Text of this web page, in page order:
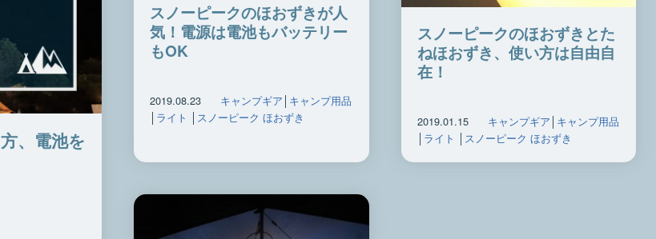
、電池を
スノーピークのほおずきが人
気！電源は電池もバッテリー
もOK
2019.08.23 キャンプギア キャンプ用品
ライト スノーピーク ほおずき
スノーピークのほおずきとた
ねほおずき、使い方は自由自
在！
2019.01.15 キャンプギア │ キャンプ用品
│ ライト │ スノーピーク ほおずき